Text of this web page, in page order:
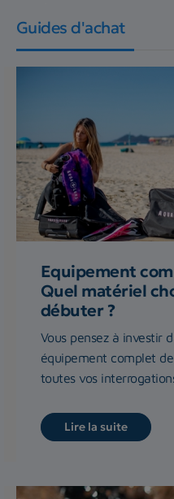
Guides d'achat
Equipement
Quel matériel
débuter ?
Vous pensez à investir
équipement complet
toutes vos
Lire la suite